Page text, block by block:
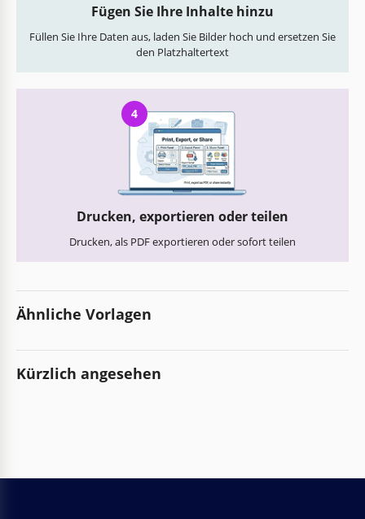
Fügen Sie Ihre Inhalte hinzu
Füllen Sie Ihre Daten aus, laden Sie Bilder hoch und ersetzen Sie
den Platzhaltertext
4
Drucken, exportieren oder teilen
Drucken, als PDF exportieren oder sofort teilen
Ähnliche Vorlagen
Kürzlich angesehen